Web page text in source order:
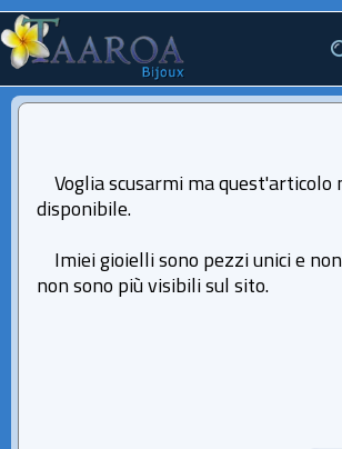
Voglia scusarmi ma quest'articolo
disponibile.
Imiei gioielli sono pezzi unici e
non sono più visibili sul sito.